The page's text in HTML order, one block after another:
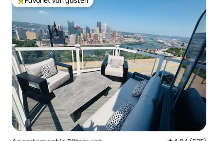
Topfavoriet van gasten